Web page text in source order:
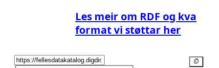
Les meir om RDF og kva
format vi støttar her